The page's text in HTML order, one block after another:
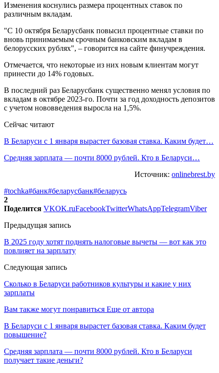
Изменения коснулись размера процентных ставок по
различным вкладам.
"С 10 октября Беларусбанк повысил процентные ставки по
вновь принимаемым срочным банковским вкладам в
белорусских рублях", – говорится на сайте финучреждения.
Отмечается, что некоторые из них новым клиентам могут
принести до 14% годовых.
В последний раз Беларусбанк существенно менял условия по
вкладам в октябре 2023-го. Почти за год доходность депозитов
с учетом нововведения выросла на 1,5%.
Сейчас читают
В Беларуси с 1 января вырастет базовая ставка. Каким будет…
Средняя зарплата — почти 8000 рублей. Кто в Беларуси…
Источник: onlinebrest.by
#tochka#банк#беларусбанк#беларусь
2
Поделится VKOK.ruFacebookTwitterWhatsAppTelegramViber
Предыдущая запись
В 2025 году хотят поднять налоговые вычеты — вот как это
повлияет на зарплату
Следующая запись
Сколько в Беларуси работников культуры и какие у них
зарплаты
Вам также могут понравиться Еще от автора
В Беларуси с 1 января вырастет базовая ставка. Каким будет
повышение?
Средняя зарплата — почти 8000 рублей. Кто в Беларуси
получает такие деньги?